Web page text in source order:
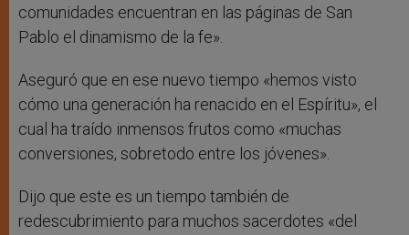
comunidades encuentran en las páginas de San
Pablo el dinamismo de la fe».
Aseguró que en ese nuevo tiempo «hemos visto
cómo una generación ha renacido en el Espíritu», el
cual ha traído inmensos frutos como «muchas
conversiones, sobretodo entre los jóvenes».
Dijo que este es un tiempo también de
redescubrimiento para muchos sacerdotes «del